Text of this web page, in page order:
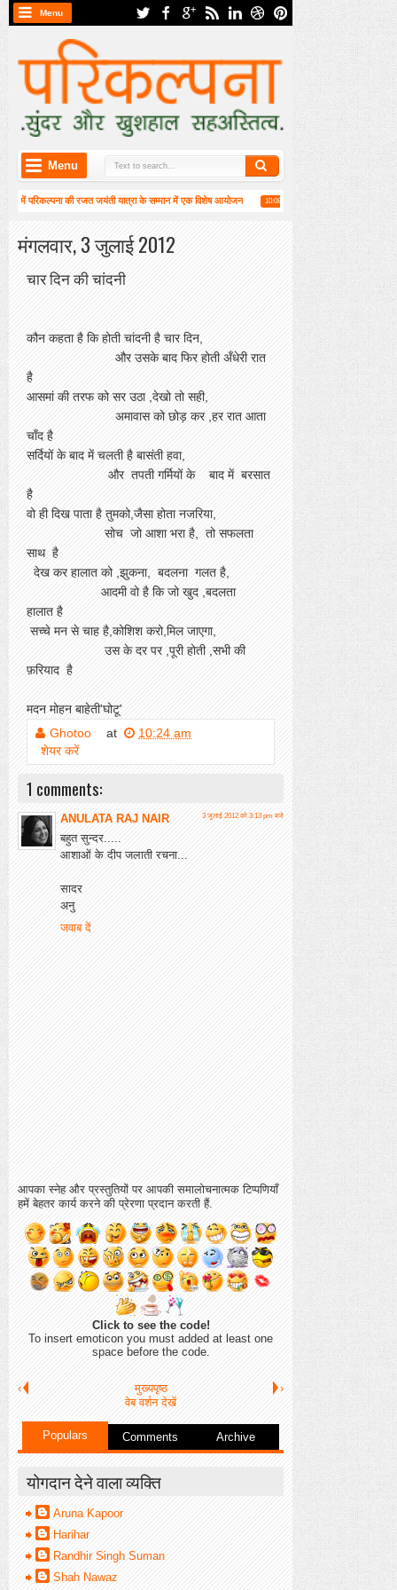
Menu
Menu
में परिकल्पना की रजत जयंती यात्रा के सम्मान में एक विशेष आयोजन 10:08 AM
हाईकु गंगा पटल पर हाइगा की
मंगलवार, 3 जुलाई 2012
चार दिन की चांदनी
कौन कहता है कि होती चांदनी है चार दिन,
और उसके बाद फिर होती अँधेरी रात
है
आसमां की तरफ को सर उठा ,देखो तो सही,
अमावास को छोड़ कर ,हर रात आता
चाँद है
सर्दियों के बाद में चलती है बासंती हवा,
और तपती गर्मियों के बाद में बरसात
है
वो ही दिख पाता है तुमको,जैसा होता नजरिया,
सोच जो आशा भरा है, तो सफलता
साथ है
देख कर हालात को ,झुकना, बदलना गलत है,
आदमी वो है कि जो खुद ,बदलता
हालात है
सच्चे मन से चाह है,कोशिश करो,मिल जाएगा,
उस के दर पर ,पूरी होती ,सभी की
फ़रियाद है
मदन मोहन बाहेती'घोटू'
Ghotoo
at
10:24 am
शेयर करें
1 comments:
ANULATA RAJ NAIR 3 जुलाई 2012 को 3:13 pm बजे
बहुत सुन्दर.....
आशाओं के दीप जलाती रचना...
सादर
अनु
जवाब दें
आपका स्नेह और प्रस्तुतियों पर आपकी समालोचनात्मक टिप्पणियाँ
हमें बेहतर कार्य करने की प्रेरणा प्रदान करती हैं.
Click to see the code!
To insert emoticon you must added at least one
space before the code.
‹ ›
मुख्यपृष्ठ
वेब वर्शन देखें
Populars Comments Archive
योगदान देने वाला व्यक्ति
Aruna Kapoor
Harihar
Randhir Singh Suman
Shah Nawaz